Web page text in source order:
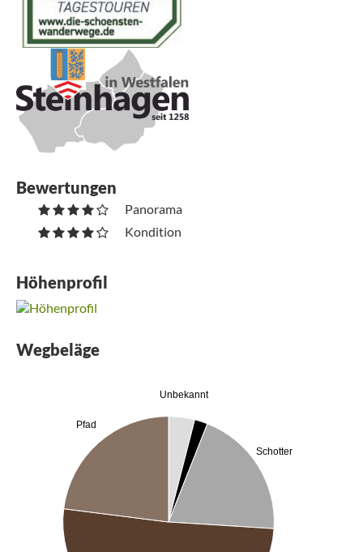
Bewertungen
Panorama
Kondition
Höhenprofil
Wegbeläge
Unbekannt
Schotter
Pfad